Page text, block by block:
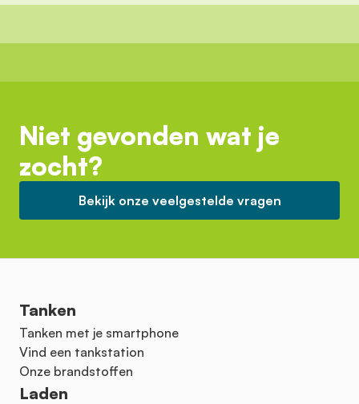
Niet gevonden wat je
zocht?
Bekijk onze veelgestelde vragen
Tanken
Tanken met je smartphone
Vind een tankstation
Onze brandstoffen
Laden